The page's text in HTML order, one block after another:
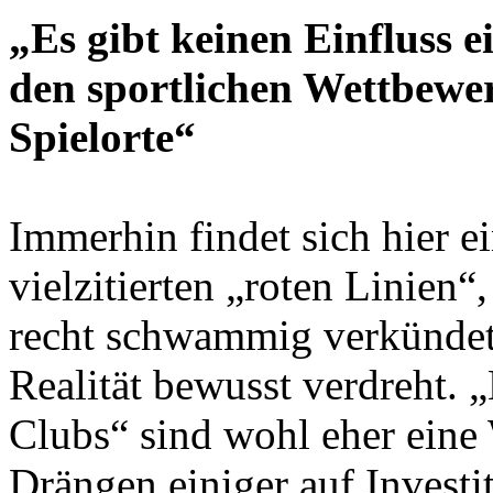
„Es gibt keinen Einfluss
den sportlichen
Spielorte“
Immerhin findet sich hier
vielzitierten „roten
recht schwammig
Realität bewusst verdreht.
Clubs“ sind wohl eher